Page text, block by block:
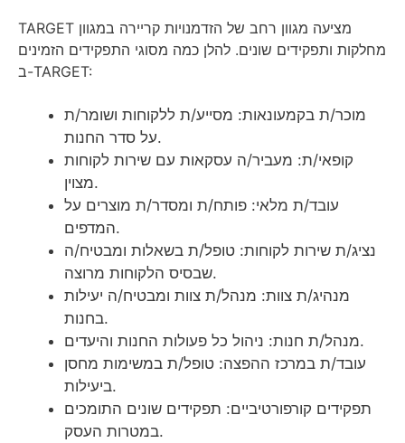
TARGET מציעה מגוון רחב של הזדמנויות קריירה במגוון
מחלקות ותפקידים שונים. להלן כמה מסוגי התפקידים הזמינים
ב-TARGET:
מוכר/ת בקמעונאות: מסייע/ת ללקוחות ושומר/ת
על סדר החנות.
קופאי/ת: מעביר/ה עסקאות עם שירות לקוחות
מצוין.
עובד/ת מלאי: פותח/ת ומסדר/ת מוצרים על
המדפים.
נציג/ת שירות לקוחות: טופל/ת בשאלות ומבטיח/ה
שבסיס הלקוחות מרוצה.
מנהיג/ת צוות: מנהל/ת צוות ומבטיח/ה יעילות
בחנות.
מנהל/ת חנות: ניהול כל פעולות החנות והיעדים.
עובד/ת במרכז ההפצה: טופל/ת במשימות מחסן
ביעילות.
תפקידים קורפורטיביים: תפקידים שונים התומכים
במטרות העסק.